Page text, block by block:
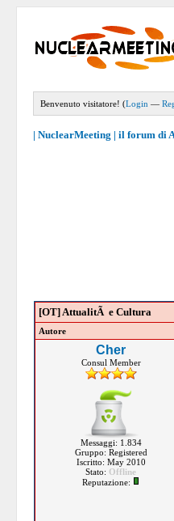
Benvenuto visitatore! (Login —
| NuclearMeeting | il forum di
[OT] AttualitÃ e Cultura
Autore
Cher
Consul Member
Messaggi: 1.834
Gruppo: Registered
Iscritto: May 2010
Stato: Offline
Reputazione: